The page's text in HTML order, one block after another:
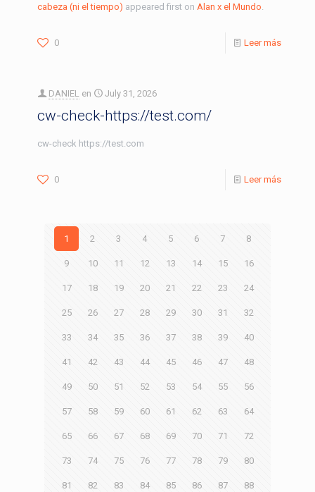
cabeza (ni el tiempo) appeared first on Alan x el Mundo.
0 Leer más
DANIEL en July 31, 2026
cw-check-https://test.com/
cw-check https://test.com
0 Leer más
1 2 3 4 5 6 7 8
9 10 11 12 13 14 15 16
17 18 19 20 21 22 23 24
25 26 27 28 29 30 31 32
33 34 35 36 37 38 39 40
41 42 43 44 45 46 47 48
49 50 51 52 53 54 55 56
57 58 59 60 61 62 63 64
65 66 67 68 69 70 71 72
73 74 75 76 77 78 79 80
81 82 83 84 85 86 87 88